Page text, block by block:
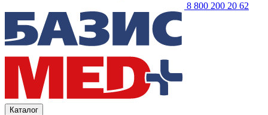
8 800 200 20 62
Каталог